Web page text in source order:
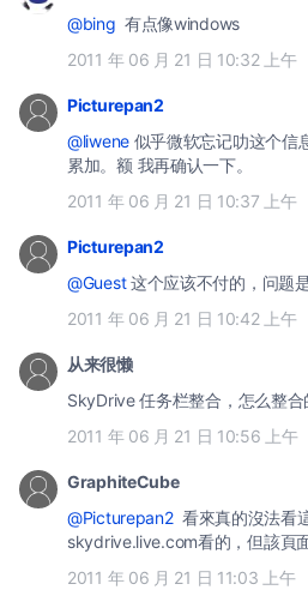
@bing 有点像windows
2011 年 06 月 21 日 10:32 上午
Picturepan2
@liwene似乎微软忘记叻这个信
累加。额 我再确认一下。
2011 年 06 月 21 日 10:37 上午
Picturepan2
@Guest这个应该不付的，问题
2011 年 06 月 21 日 10:42 上午
从来很懒
SkyDrive 任务栏整合，怎么整合
2011 年 06 月 21 日 10:56 上午
GraphiteCube
@Picturepan2看來真的沒法看
skydrive.live.com看的，但該頁
2011 年 06 月 21 日 11:03 上午